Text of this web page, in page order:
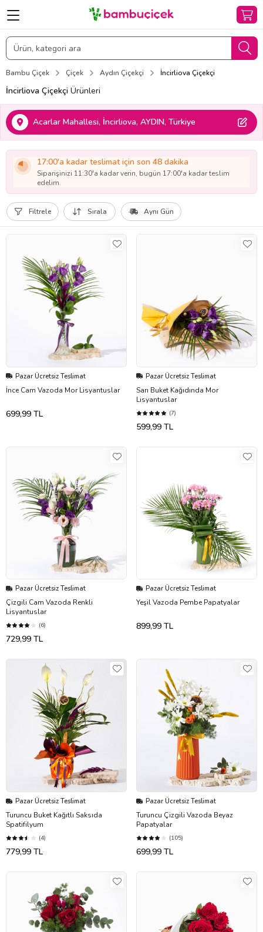
Bambu Çiçek Çiçek Aydın Çiçekçi İncirliova Çiçekçi
İncirliova Çiçekçi Ürünleri
Acarlar Mahallesi, İncirliova, AYDIN, Türkiye
17:00'a kadar teslimat için son 48 dakika
Siparişinizi 11:30'a kadar verin, bugün 17:00'a kadar teslim
edelim.
Filtrele Sırala Aynı Gün
Pazar Ücretsiz Teslimat
İnce Cam Vazoda Mor Lisyantuslar
699,99 TL
Pazar Ücretsiz Teslimat
Sarı Buket Kağıdında Mor
Lisyantuslar
(7)
599,99 TL
Pazar Ücretsiz Teslimat
Çizgili Cam Vazoda Renkli
Lisyantuslar
(6)
729,99 TL
Pazar Ücretsiz Teslimat
Yeşil Vazoda Pembe Papatyalar
899,99 TL
Pazar Ücretsiz Teslimat
Turuncu Buket Kağıtlı Saksıda
Spatifilyum
(4)
779,99 TL
Pazar Ücretsiz Teslimat
Turuncu Çizgili Vazoda Beyaz
Papatyalar
(105)
699,99 TL